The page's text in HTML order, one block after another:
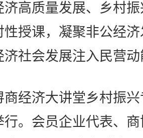
济高质量发展、乡村
性授课，凝聚非公经
济社会发展注入民营
济大讲堂乡村振兴
行。会员企业代表、